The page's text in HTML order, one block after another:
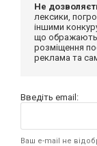
Не
лексики,
іншими
що ображають
розміщення
реклама та
Введіть email:
Ваш e-mail не